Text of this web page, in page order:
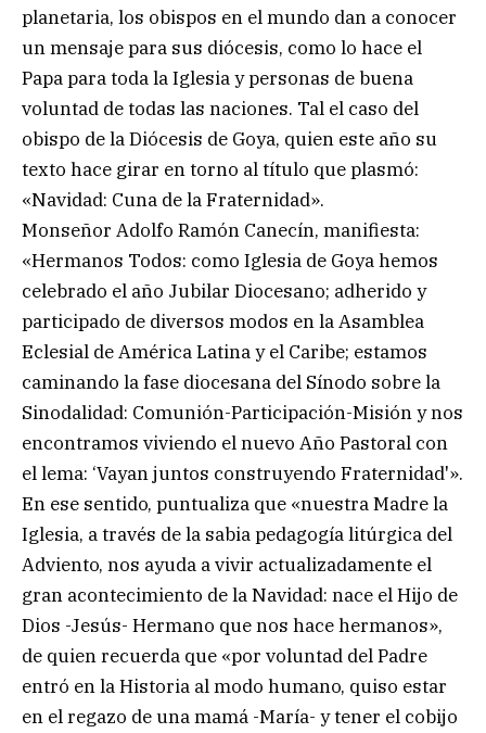
planetaria, los obispos en el mundo dan a conocer
un mensaje para sus diócesis, como lo hace el
Papa para toda la Iglesia y personas de buena
voluntad de todas las naciones. Tal el caso del
obispo de la Diócesis de Goya, quien este año su
texto hace girar en torno al título que plasmó:
«Navidad: Cuna de la Fraternidad».
Monseñor Adolfo Ramón Canecín, manifiesta:
«Hermanos Todos: como Iglesia de Goya hemos
celebrado el año Jubilar Diocesano; adherido y
participado de diversos modos en la Asamblea
Eclesial de América Latina y el Caribe; estamos
caminando la fase diocesana del Sínodo sobre la
Sinodalidad: Comunión-Participación-Misión y nos
encontramos viviendo el nuevo Año Pastoral con
el lema: ‘Vayan juntos construyendo Fraternidad'».
En ese sentido, puntualiza que «nuestra Madre la
Iglesia, a través de la sabia pedagogía litúrgica del
Adviento, nos ayuda a vivir actualizadamente el
gran acontecimiento de la Navidad: nace el Hijo de
Dios -Jesús- Hermano que nos hace hermanos»,
de quien recuerda que «por voluntad del Padre
entró en la Historia al modo humano, quiso estar
en el regazo de una mamá -María- y tener el cobijo